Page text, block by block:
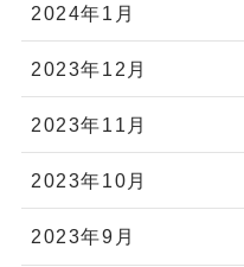
2024年1月
2023年12月
2023年11月
2023年10月
2023年9月